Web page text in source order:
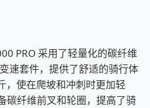
PRO 采用了轻量化的碳纤维
速套件，提供了舒适的骑行体
，使在爬坡和冲刺时更加轻
碳纤维前叉和轮圈，提高了骑